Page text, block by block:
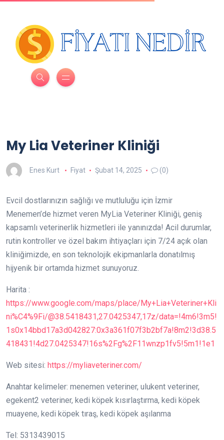
My Lia Veteriner Kliniği
Enes Kurt Fiyat Şubat 14, 2025 (0)
Evcil dostlarınızın sağlığı ve mutluluğu için İzmir
Menemen’de hizmet veren MyLia Veteriner Kliniği, geniş
kapsamlı veterinerlik hizmetleri ile yanınızda! Acil durumlar,
rutin kontroller ve özel bakım ihtiyaçları için 7/24 açık olan
kliniğimizde, en son teknolojik ekipmanlarla donatılmış
hijyenik bir ortamda hizmet sunuyoruz.
Harita :
https://www.google.com/maps/place/My+Lia+Veteriner+Kli
ni%C4%9Fi/@38.5418431,27.0425347,17z/data=!4m6!3m5!
1s0x14bbd17a3d042827:0x3a361f07f3b2bf7a!8m2!3d38.5
418431!4d27.0425347!16s%2Fg%2F11wnzp1fv5!5m1!1e1
Web sitesi: https://myliaveteriner.com/
Anahtar kelimeler: menemen veteriner, ulukent veteriner,
egekent2 veteriner, kedi köpek kısırlaştırma, kedi köpek
muayene, kedi köpek tıraş, kedi köpek aşılanma
Tel: 5313439015